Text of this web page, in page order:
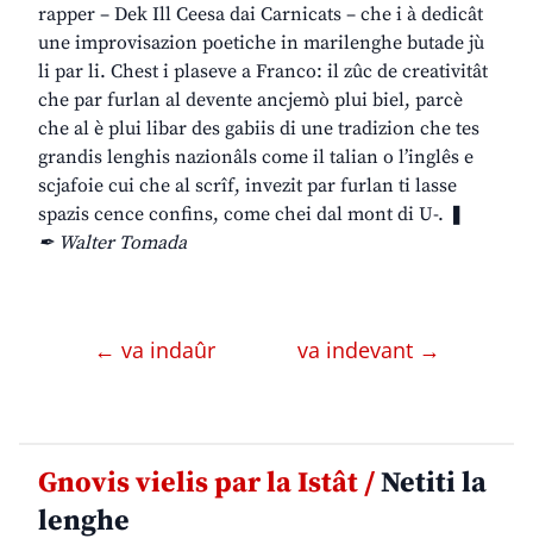
rapper – Dek Ill Ceesa dai Carnicats – che i à dedicât
une improvisazion poetiche in marilenghe butade jù
li par li. Chest i plaseve a Franco: il zûc de creativitât
che par furlan al devente ancjemò plui biel, parcè
che al è plui libar des gabiis di une tradizion che tes
grandis lenghis nazionâls come il talian o l’inglês e
scjafoie cui che al scrîf, invezit par furlan ti lasse
spazis cence confins, come chei dal mont di U-. ❚
✒ Walter Tomada
← va indaûr va indevant →
Gnovis vielis par la Istât /Netiti la
lenghe